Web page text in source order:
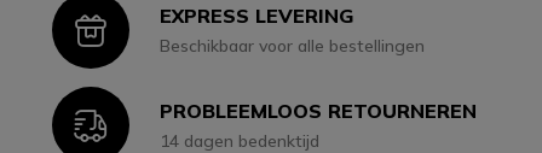
IconEXPRESS LEVERING
Beschikbaar voor alle bestellingen
IconPROBLEEMLOOS RETOURNEREN
14 dagen bedenktijd